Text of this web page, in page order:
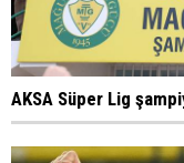
AKSA Süper Lig